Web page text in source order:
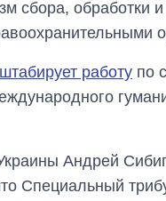
обработки и
работу по
Андрей
Специальный